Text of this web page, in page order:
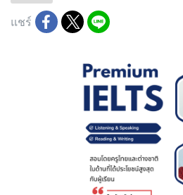
แชร์